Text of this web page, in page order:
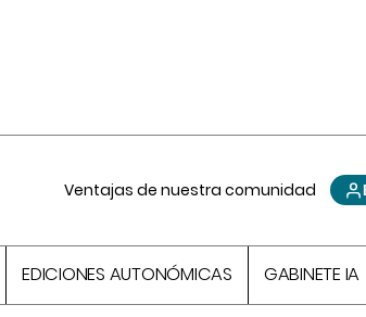
Ventajas de nuestra comunidad
EDICIONES AUTONÓMICAS GABINETE IA